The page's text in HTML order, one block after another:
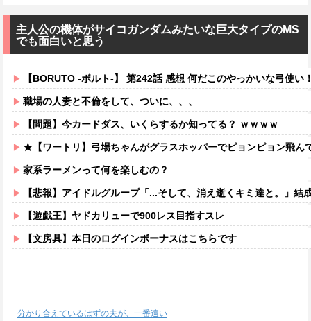
主人公の機体がサイコガンダムみたいな巨大タイプのMS
でも面白いと思う
【BORUTO -ボルト-】 第242話 感想 何だこのやっかいな弓使い
職場の人妻と不倫をして、ついに、、、
【問題】今カードダス、いくらするか知ってる？ ｗｗｗｗ
★【ワートリ】弓場ちゃんがグラスホッパーでピョンピョン飛んでるところ想像す
家系ラーメンって何を楽しむの？
【悲報】アイドルグループ「...そして、消え逝くキミ達と。」結
【遊戯王】ヤドカリューで900レス目指すスレ
【文房具】本日のログインボーナスはこちらです
分かり合えているはずの夫が、一番遠い